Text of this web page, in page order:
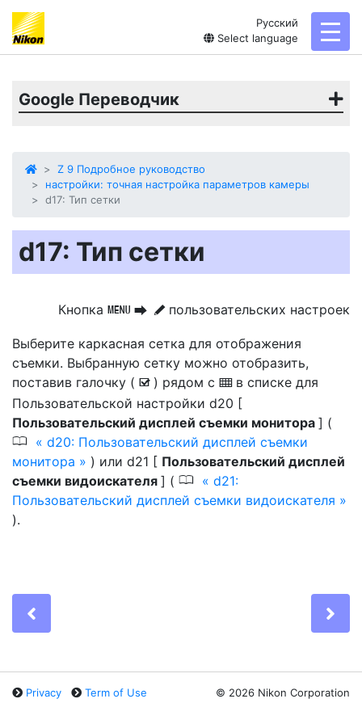
Русский
Select language
Google Переводчик
Z 9 Подробное руководство
настройки: точная настройка параметров камеры
d17: Тип сетки
d17: Тип сетки
Кнопка G U A пользовательских настроек
Выберите каркасная сетка для отображения
съемки. Выбранную сетку можно отобразить,
поставив галочку ( M ) рядом с b в списке для
Пользовательской настройки d20 [
Пользовательский дисплей съемки монитора ] (
0
d20: Пользовательский дисплей съемки
монитора
) или d21 [ Пользовательский дисплей
съемки видоискателя ] ( 0
d21:
Пользовательский дисплей съемки видоискателя
).
Privacy Term of Use © 2026 Nikon Corporation